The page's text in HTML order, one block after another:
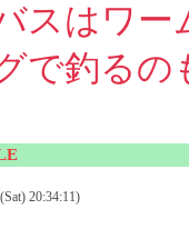
スはワ
で釣るの
20:34:11)